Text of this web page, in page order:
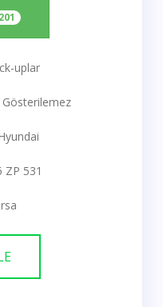
201
uplar
Gösterilemez
ZP 531